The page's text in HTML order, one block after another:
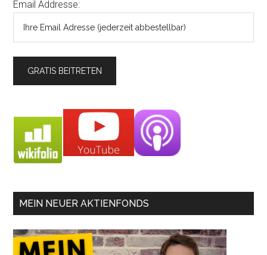
Email Addresse:
MEIN NEUER AKTIENFONDS